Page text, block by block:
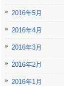
2016年5月
2016年4月
2016年3月
2016年2月
2016年1月